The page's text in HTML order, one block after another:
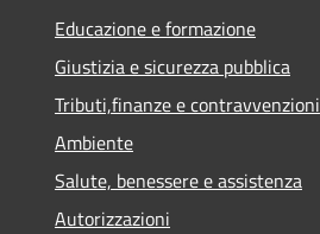
Educazione e formazione
Giustizia e sicurezza pubblica
Tributi,finanze e contravvenzioni
Ambiente
Salute, benessere e assistenza
Autorizzazioni